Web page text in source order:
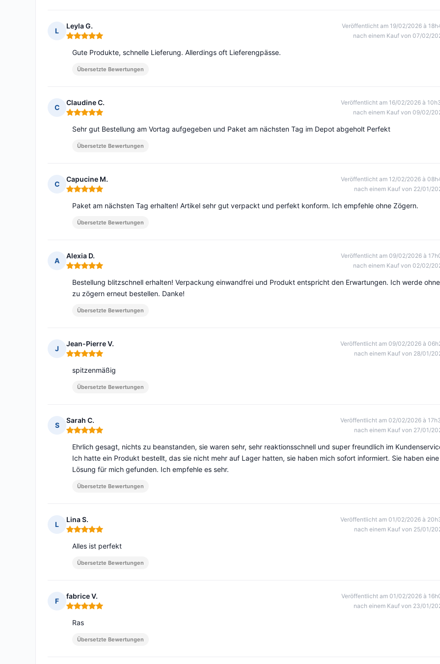
L
Leyla G.
Hinweis: 5 von 5
Veröffentlicht am 19/02/2026 à
nach einem Kauf von 07/02/
Gute Produkte, schnelle Lieferung. Allerdings oft Lieferengpässe.
Übersetzte Bewertungen
C
Claudine C.
Hinweis: 5 von 5
Veröffentlicht am 16/02/2026 à
nach einem Kauf von 09/02/
Sehr gut Bestellung am Vortag aufgegeben und Paket am nächsten Tag im Depot abgeholt Perfekt
Übersetzte Bewertungen
C
Capucine M.
Hinweis: 5 von 5
Veröffentlicht am 12/02/2026 à
nach einem Kauf von 22/01/
Paket am nächsten Tag erhalten! Artikel sehr gut verpackt und perfekt konform. Ich empfehle ohne Zögern.
Übersetzte Bewertungen
A
Alexia D.
Hinweis: 5 von 5
Veröffentlicht am 09/02/2026 à
nach einem Kauf von 02/02/
Bestellung blitzschnell erhalten! Verpackung einwandfrei und Produkt entspricht den Erwartungen. Ich werde ohne
zu zögern erneut bestellen. Danke!
Übersetzte Bewertungen
J
Jean-Pierre V.
Hinweis: 5 von 5
Veröffentlicht am 09/02/2026 à
nach einem Kauf von 28/01/
spitzenmäßig
Übersetzte Bewertungen
S
Sarah C.
Hinweis: 5 von 5
Veröffentlicht am 02/02/2026 à
nach einem Kauf von 27/01/
Ehrlich gesagt, nichts zu beanstanden, sie waren sehr, sehr reaktionsschnell und super freundlich im
Ich hatte ein Produkt bestellt, das sie nicht mehr auf Lager hatten, sie haben mich sofort informiert. Sie haben eine
Lösung für mich gefunden. Ich empfehle es sehr.
Übersetzte Bewertungen
L
Lina S.
Hinweis: 5 von 5
Veröffentlicht am 01/02/2026 à
nach einem Kauf von 25/01/
Alles ist perfekt
Übersetzte Bewertungen
F
fabrice V.
Hinweis: 5 von 5
Veröffentlicht am 01/02/2026 à
nach einem Kauf von 23/01/
Ras
Übersetzte Bewertungen